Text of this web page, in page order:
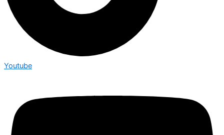
Youtube